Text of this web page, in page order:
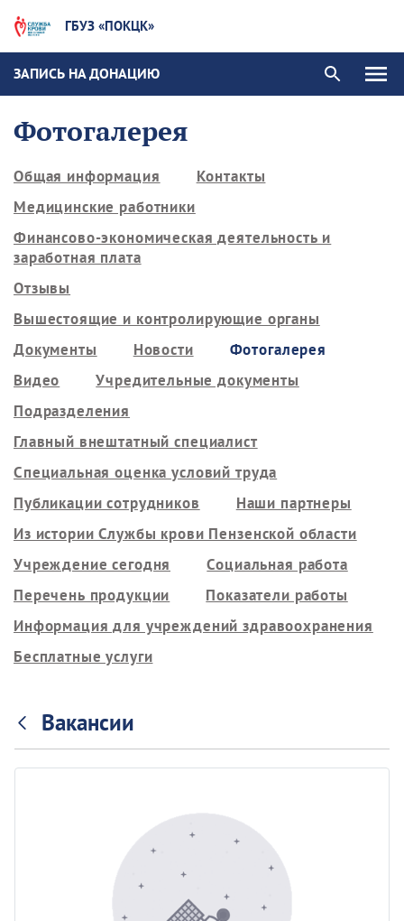
ГБУЗ «ПОКЦК»
ЗАПИСЬ НА ДОНАЦИЮ
Фотогалерея
Общая информация
Контакты
Медицинские работники
Финансово-экономическая деятельность и
заработная плата
Отзывы
Вышестоящие и контролирующие органы
Документы
Новости
Фотогалерея
Видео
Учредительные документы
Подразделения
Главный внештатный специалист
Специальная оценка условий труда
Публикации сотрудников
Наши партнеры
Из истории Службы крови Пензенской области
Учреждение сегодня
Социальная работа
Перечень продукции
Показатели работы
Информация для учреждений здравоохранения
Бесплатные услуги
Вакансии